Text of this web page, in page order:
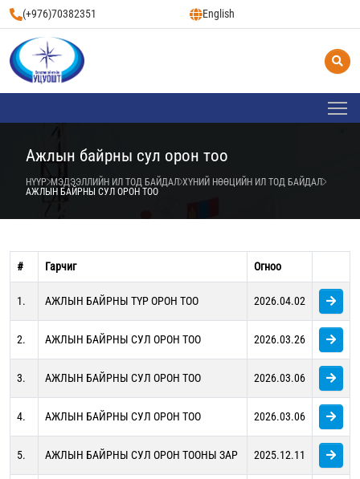
(+976)70382351 English
Ажлын байрны сул орон тоо
НҮҮР МЭДЭЭЛЛИЙН ИЛ ТОД БАЙДАЛ ХҮНИЙ НӨӨЦИЙН ИЛ ТОД БАЙДАЛ
АЖЛЫН БАЙРНЫ СУЛ ОРОН ТОО
# Гарчиг Огноо
1. АЖЛЫН БАЙРНЫ ТҮР ОРОН ТОО 2026.04.02
2. АЖЛЫН БАЙРНЫ СУЛ ОРОН ТОО 2026.03.26
3. АЖЛЫН БАЙРНЫ СУЛ ОРОН ТОО 2026.03.06
4. АЖЛЫН БАЙРНЫ СУЛ ОРОН ТОО 2026.03.06
5. АЖЛЫН БАЙРНЫ СУЛ ОРОН ТООНЫ ЗАР 2025.12.11